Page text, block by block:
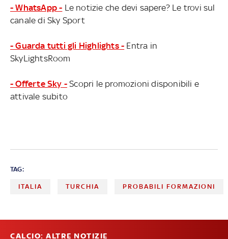
- WhatsApp - Le notizie che devi sapere? Le trovi sul
canale di Sky Sport
- Guarda tutti gli Highlights - Entra in
SkyLightsRoom
- Offerte Sky - Scopri le promozioni disponibili e
attivale subito
TAG:
ITALIA TURCHIA PROBABILI FORMAZIONI
CALCIO: ALTRE NOTIZIE